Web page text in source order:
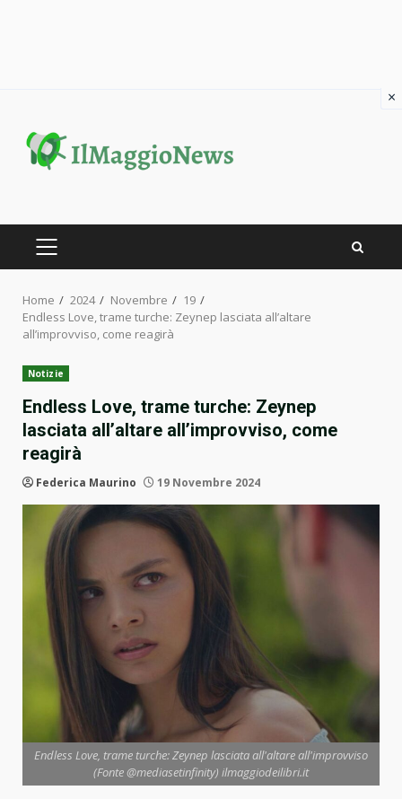
content
PRIMARY
Home 2024 Novembre
19
Endless Love, trame turche: Zeynep lasciata all’altare
all’improvviso, come reagirà
Notizie
Endless Love, trame turche: Zeynep
lasciata all’altare all’improvviso, come
reagirà
Federica Maurino 19 Novembre 2024
Endless Love, trame turche: Zeynep lasciata all'altare all'improvviso
(Fonte @mediasetinfinity) ilmaggiodeilibri.it
×